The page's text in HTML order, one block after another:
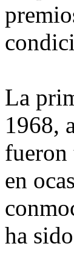
La
1968,
fueron
en
ha